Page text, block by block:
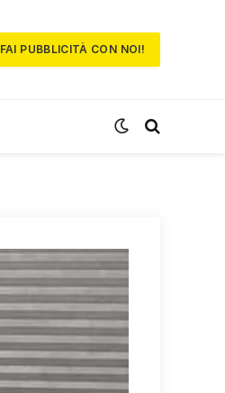
FAI PUBBLICITÀ CON NOI!